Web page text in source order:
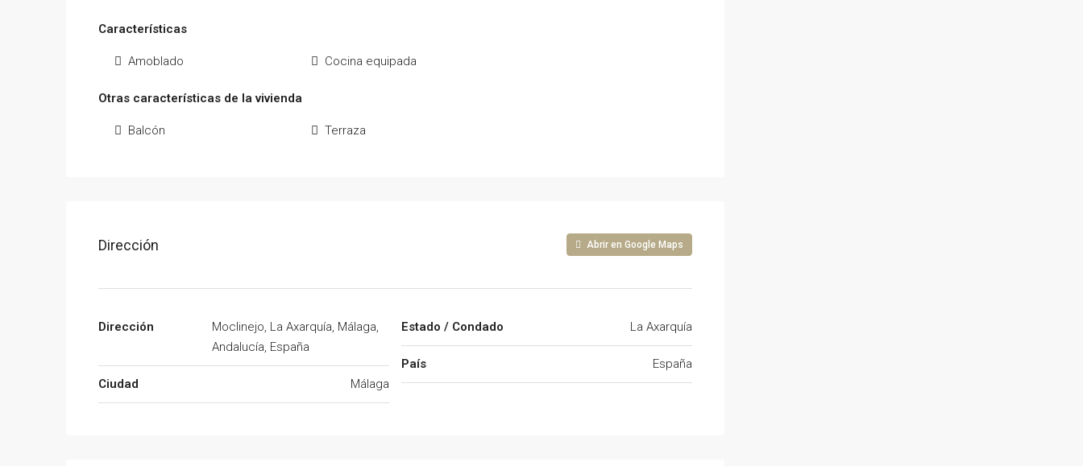
Características
Amoblado Cocina equipada
Otras características de la vivienda
Balcón Terraza
Dirección Abrir en Google Maps
Dirección
Moclinejo, La Axarquía, Málaga,
Andalucía, España
Ciudad Málaga
Estado / Condado La Axarquía
País España